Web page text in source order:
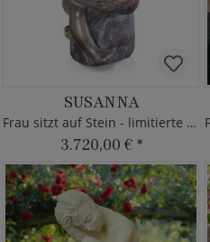
SUSANNA
Frau sitzt auf Stein - limitierte Bronzeskulptur
3.720,00 € *